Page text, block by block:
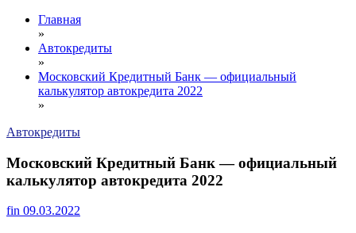
Главная
»
Автокредиты
»
Московский Кредитный Банк — официальный
калькулятор автокредита 2022
»
Автокредиты
Московский Кредитный Банк — официальный
калькулятор автокредита 2022
fin 09.03.2022